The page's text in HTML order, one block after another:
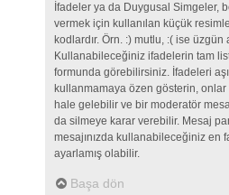
İfadeler ya da Duygusal Simgeler,
vermek için kullanılan küçük
kodlardır. Örn. :) mutlu, :( ise üzgün
Kullanabileceğiniz ifadelerin tam
formunda görebilirsiniz. İfadeleri
kullanmamaya özen gösterin,
hale gelebilir ve bir moderatör
da silmeye karar verebilir. Mesaj
mesajınızda kullanabileceğiniz en
ayarlamış olabilir.
Başa dön